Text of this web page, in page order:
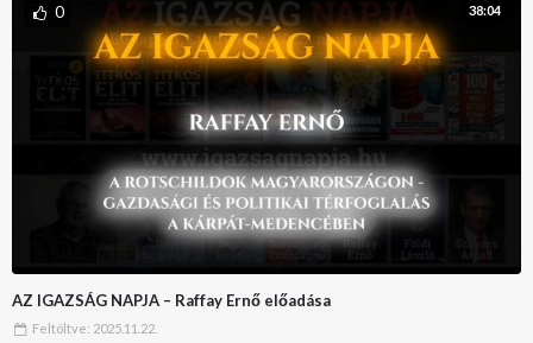
38:04
0
AZ IGAZSÁG NAPJA – Raffay Ernő előadása
Feltöltve: 2025.11.22.